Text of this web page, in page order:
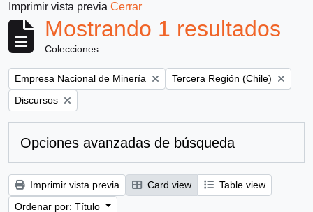
Imprimir vista previa Cerrar
Mostrando 1 resultados
Colecciones
Remove filter:
Empresa Nacional de Minería Remove filter:
Tercera Región (Chile)
Remove filter:
Discursos
Opciones avanzadas de búsqueda
Imprimir vista previa Card view
Table view
Ordenar por: Título